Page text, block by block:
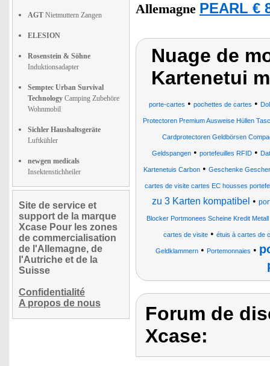
AGT Nietmuttern Zangen
ELESION
Rosenstein & Söhne
Induktionsadapter
Semptec Urban Survival
Technology Camping Zubehöre
Wohnmobil
Sichler Haushaltsgeräte
Luftkühler
newgen medicals
Insektenstichheiler
Site de service et
support de la marque
Xcase Pour les zones
de commercialisation
de l'Allemagne, de
l'Autriche et de la
Suisse
Confidentialité
A propos de nous
Allemagne PEARL €
Nuage de
Kartenetui
porte-cartes • pochettes de cartes •
Protectoren Premium Ausweise Hüllen
Cardprotectoren Geldbörsen
Geldspangen • portefeuilles RFID •
Kartenetuis Carbon • Geschenke
cartes de visite cartes EC housses
zu 3 Karten kompatibel •
Blocker Portmonees Scheine Kredit
cartes de visite• étuis à cartes de
Geldklammern• Portemonnaies •
Forum de
Xcase: